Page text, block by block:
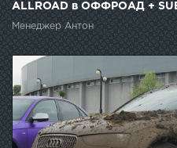
ALLROAD в ОФФРОАД +
Менеджер Антон